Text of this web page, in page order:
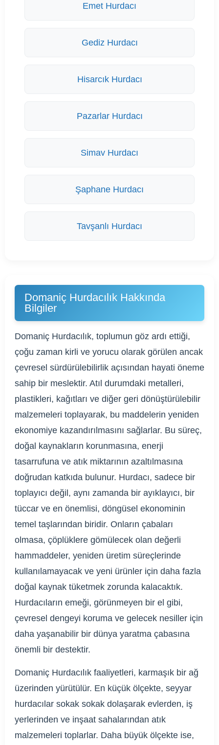
Emet Hurdacı
Gediz Hurdacı
Hisarcık Hurdacı
Pazarlar Hurdacı
Simav Hurdacı
Şaphane Hurdacı
Tavşanlı Hurdacı
Domaniç Hurdacılık Hakkında
Bilgiler
Domaniç Hurdacılık, toplumun göz ardı ettiği,
çoğu zaman kirli ve yorucu olarak görülen ancak
çevresel sürdürülebilirlik açısından hayati öneme
sahip bir meslektir. Atıl durumdaki metalleri,
plastikleri, kağıtları ve diğer geri dönüştürülebilir
malzemeleri toplayarak, bu maddelerin yeniden
ekonomiye kazandırılmasını sağlarlar. Bu süreç,
doğal kaynakların korunmasına, enerji
tasarrufuna ve atık miktarının azaltılmasına
doğrudan katkıda bulunur. Hurdacı, sadece bir
toplayıcı değil, aynı zamanda bir ayıklayıcı, bir
tüccar ve en önemlisi, döngüsel ekonominin
temel taşlarından biridir. Onların çabaları
olmasa, çöplüklere gömülecek olan değerli
hammaddeler, yeniden üretim süreçlerinde
kullanılamayacak ve yeni ürünler için daha fazla
doğal kaynak tüketmek zorunda kalacaktık.
Hurdacıların emeği, görünmeyen bir el gibi,
çevresel dengeyi koruma ve gelecek nesiller için
daha yaşanabilir bir dünya yaratma çabasına
önemli bir destektir.
Domaniç Hurdacılık faaliyetleri, karmaşık bir ağ
üzerinden yürütülür. En küçük ölçekte, seyyar
hurdacılar sokak sokak dolaşarak evlerden, iş
yerlerinden ve inşaat sahalarından atık
malzemeleri toplarlar. Daha büyük ölçekte ise,